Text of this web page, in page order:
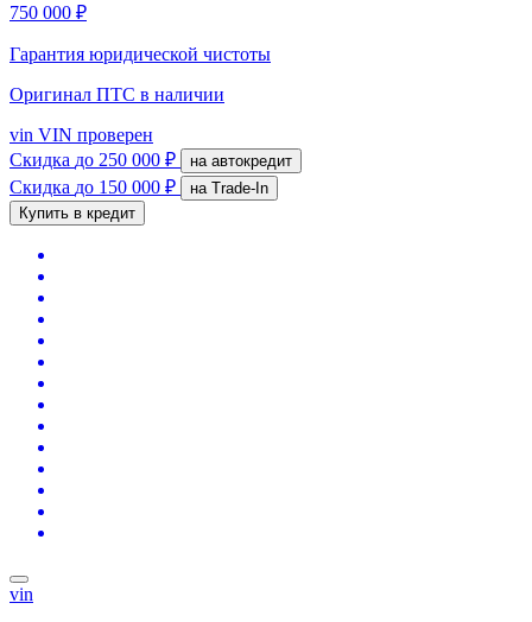
750 000 ₽
Гарантия юридической чистоты
Оригинал ПТС в наличии
vin VIN проверен
Скидка до 250 000 ₽ на автокредит
Скидка до 150 000 ₽
на Trade-In
Купить в кредит
vin